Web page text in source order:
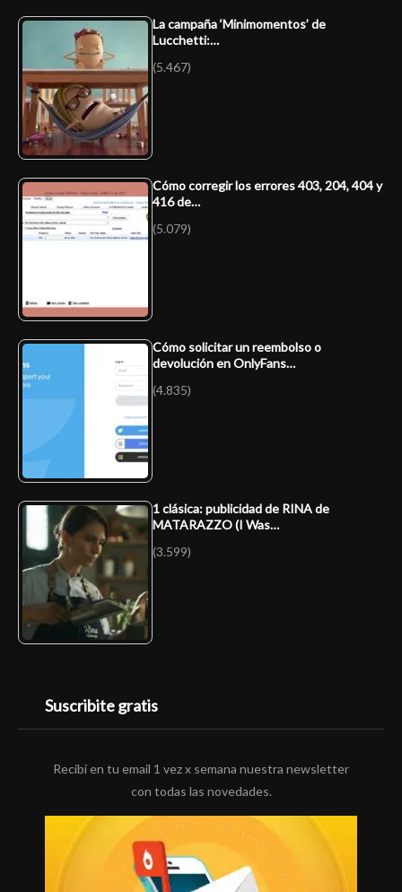
La campaña ‘Minimomentos’ de
Lucchetti:…
(5.467)
Cómo corregir los errores 403, 204, 404 y
416 de…
(5.079)
Cómo solicitar un reembolso o
devolución en OnlyFans…
(4.835)
1 clásica: publicidad de RINA de
MATARAZZO (I Was…
(3.599)
Suscribite gratis
Recibí en tu email 1 vez x semana nuestra newsletter
con todas las novedades.